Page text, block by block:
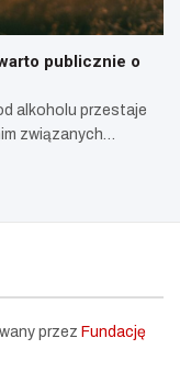
publicznie o
alkoholu przestaje
związanych…
przez Fundację